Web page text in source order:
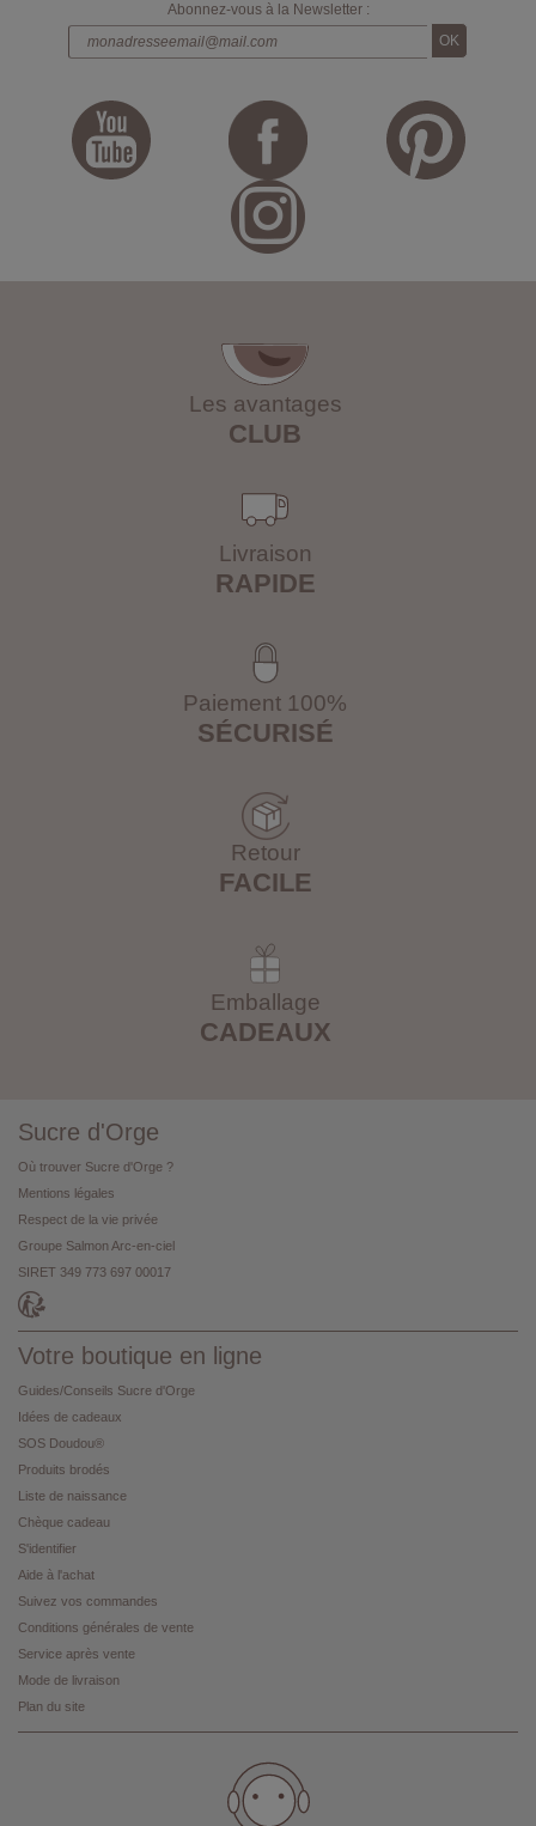
Abonnez-vous à la Newsletter :
Les avantages
CLUB
Livraison
RAPIDE
Paiement 100%
SÉCURISÉ
Retour
FACILE
Emballage
CADEAUX
Sucre d'Orge
Où trouver Sucre d'Orge ?
Mentions légales
Respect de la vie privée
Groupe Salmon Arc-en-ciel
SIRET 349 773 697 00017
Votre boutique en ligne
Guides/Conseils Sucre d'Orge
Idées de cadeaux
SOS Doudou®
Produits brodés
Liste de naissance
Chèque cadeau
S'identifier
Aide à l'achat
Suivez vos commandes
Conditions générales de vente
Service après vente
Mode de livraison
Plan du site